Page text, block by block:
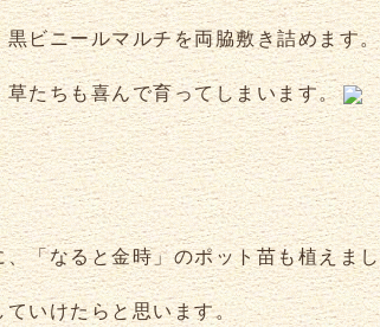
ビニールマルチを両脇敷き詰めます。
たちも喜んで育ってしまいます。
「なると金時」のポット苗も植えま
いけたらと思います。